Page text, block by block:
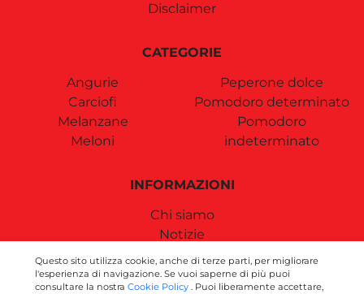
Disclaimer
CATEGORIE
Angurie
Carciofi
Melanzane
Meloni
Peperone dolce
Pomodoro determinato
Pomodoro
indeterminato
INFORMAZIONI
Chi siamo
Notizie
Contatti
Termini e condizioni
Questo sito utilizza cookie, anche di terze parti, per migliorare
l'esperienza di navigazione. Se vuoi saperne di più puoi
consultare la nostra Cookie Policy . Puoi liberamente accettare,